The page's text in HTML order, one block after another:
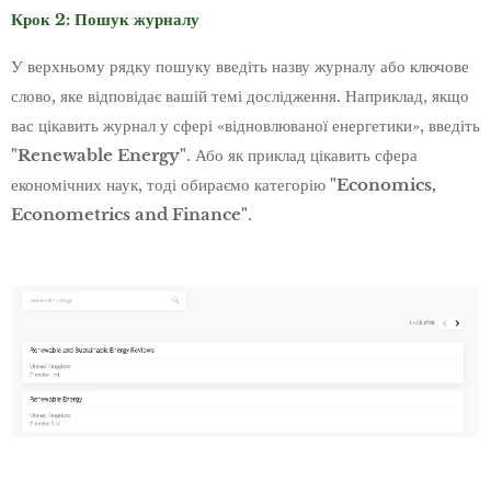
Крок 2: Пошук журналу
У верхньому рядку пошуку введіть назву журналу або ключове
слово, яке відповідає вашій темі дослідження. Наприклад, якщо
вас цікавить журнал у сфері «відновлюваної енергетики», введіть
"Renewable Energy". Або як приклад цікавить сфера
економічних наук, тоді обираємо категорію "Economics,
Econometrics and Finance".